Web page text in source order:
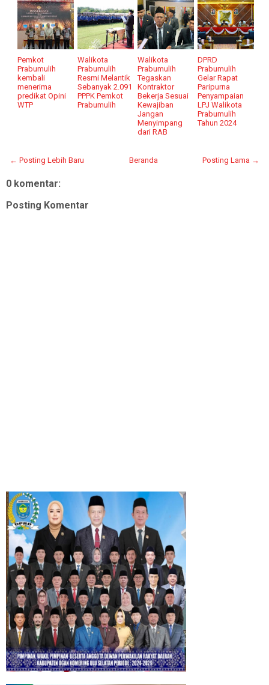
Pemkot
Prabumulih
kembali
menerima
predikat Opini
WTP
Walikota
Prabumulih
Resmi Melantik
Sebanyak 2.091
PPPK Pemkot
Prabumulih
Walikota
Prabumulih
Tegaskan
Kontraktor
Bekerja Sesuai
Kewajiban
Jangan
Menyimpang
dari RAB
DPRD
Prabumulih
Gelar Rapat
Paripurna
Penyampaian
LPJ Walikota
Prabumulih
Tahun 2024
← Posting Lebih Baru Posting Lama →
Beranda
0 komentar:
Posting Komentar